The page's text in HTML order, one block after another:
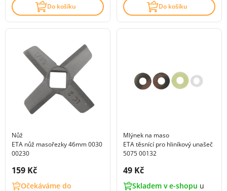
Do košíku Do košíku
Nůž
ETA nůž masořezky 46mm 0030
00230
Cena s DPH:
159 Kč
Očekáváme do
Mlýnek na maso
ETA těsnící pro hliníkový unašeč
5075 00132
Cena s DPH:
49 Kč
Skladem v e-shopu u